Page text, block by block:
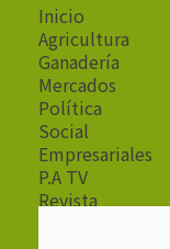
Inicio
Agricultura
Ganadería
Mercados
Política
Social
Empresariales
P.A TV
Revista